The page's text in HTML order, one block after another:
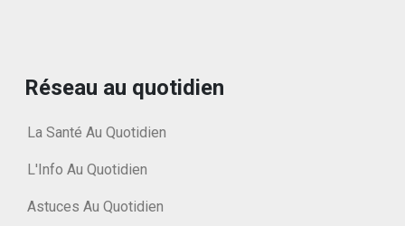
Réseau au quotidien
La Santé Au Quotidien
L'Info Au Quotidien
Astuces Au Quotidien